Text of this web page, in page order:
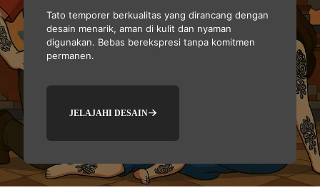
Tato temporer berkualitas yang dirancang dengan
desain menarik, aman di kulit dan nyaman
digunakan. Bebas berekspresi tanpa komitmen
permanen.
JELAJAHI DESAIN